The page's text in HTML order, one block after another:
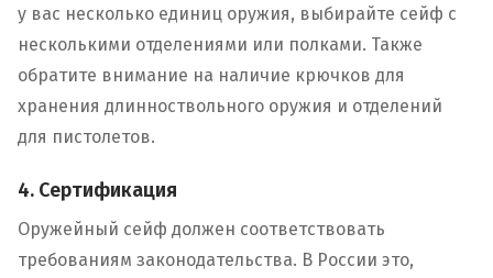
у вас несколько единиц оружия, выбирайте сейф с
несколькими отделениями или полками. Также
обратите внимание на наличие крючков для
хранения длинноствольного оружия и отделений
для пистолетов.
4. Сертификация
Оружейный сейф должен соответствовать
требованиям законодательства. В России это,